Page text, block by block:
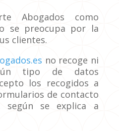
Abogados como
se preocupa por la
clientes.
no recoge ni
tipo de datos
los recogidos a
de contacto
según se explica a